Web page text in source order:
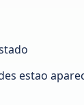
estao